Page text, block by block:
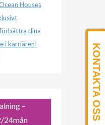
Houses
dina
i karriären!
–
KONTAKTA OSS